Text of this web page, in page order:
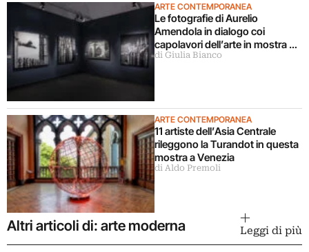
ARTE CONTEMPORANEA
Le fotografie di Aurelio
Amendola in dialogo coi
capolavori dell’arte in mostra a
Milano
di Giulia Bianco
ARTE CONTEMPORANEA
11 artiste dell’Asia Centrale
rileggono la Turandot in questa
mostra a Venezia
di Aldo Premoli
Altri articoli di: arte moderna Leggi di più